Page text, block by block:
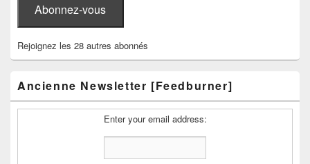
Abonnez-vous
Rejoignez les 28 autres abonnés
Ancienne Newsletter [Feedburner]
Enter your email address: